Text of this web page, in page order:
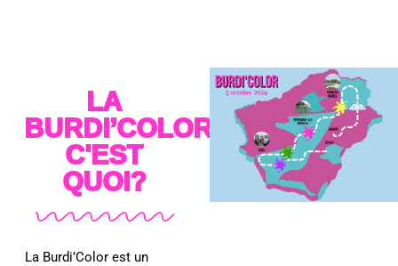
LA
BURDI’COLOR,
C'EST
QUOI?
La Burdi’Color est un